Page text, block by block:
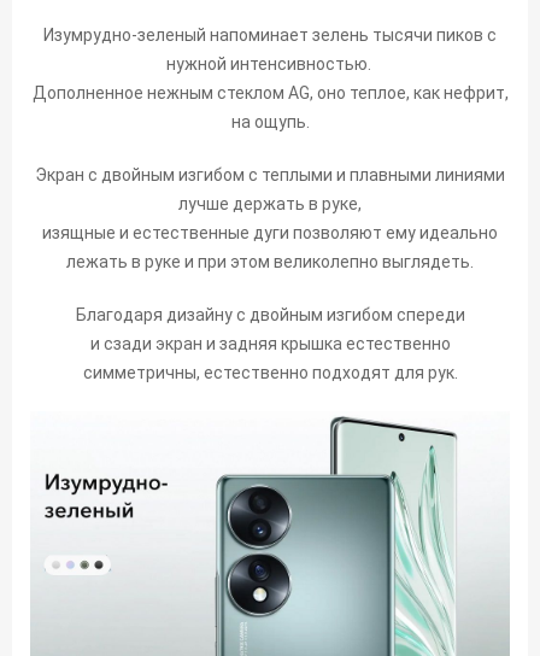
Изумрудно-зеленый напоминает зелень тысячи пиков с
нужной интенсивностью.
Дополненное нежным стеклом AG, оно теплое, как нефрит,
на ощупь.
Экран с двойным изгибом с теплыми и плавными линиями
лучше держать в руке,
изящные и естественные дуги позволяют ему идеально
лежать в руке и при этом великолепно выглядеть.
Благодаря дизайну с двойным изгибом спереди
и сзади экран и задняя крышка естественно
симметричны, естественно подходят для рук.